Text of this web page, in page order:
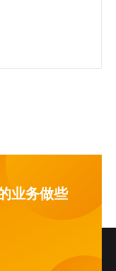
业务做些